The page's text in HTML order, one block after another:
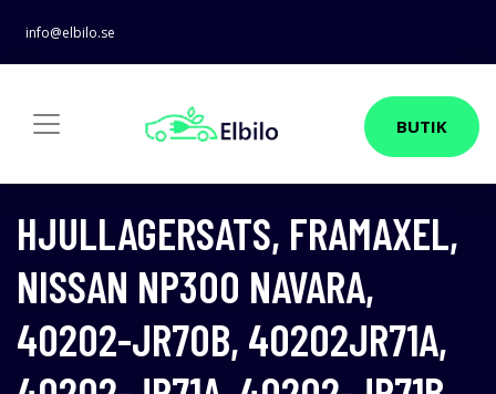
info@elbilo.se
BUTIK
HJULLAGERSATS, FRAMAXEL,
NISSAN NP300 NAVARA,
40202-JR70B, 40202JR71A,